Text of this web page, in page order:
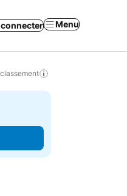
connecter Menu